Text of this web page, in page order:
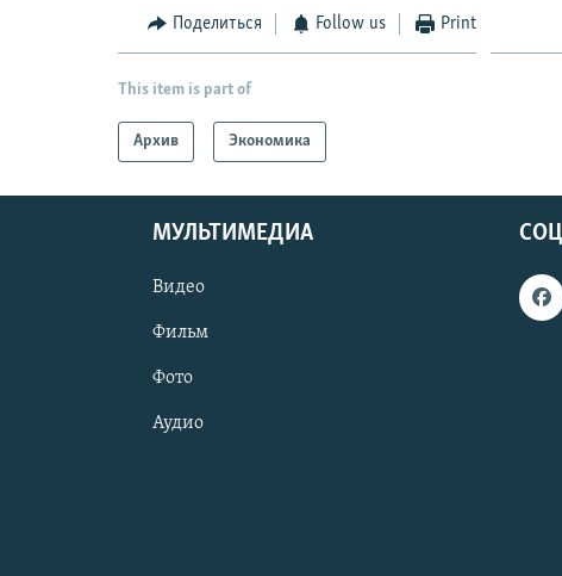
Поделиться Follow us Print
This item is part of
Архив Экономика
МУЛЬТИМЕДИА
Видео
Фильм
Фото
Аудио